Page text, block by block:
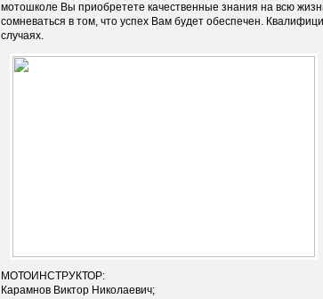
мотошколе Вы приобретете качественные знания на всю
сомневаться в том, что успех Вам будет обеспечен.
случаях.
МОТОИНСТРУКТОР:
Карамнов Виктор Николаевич;